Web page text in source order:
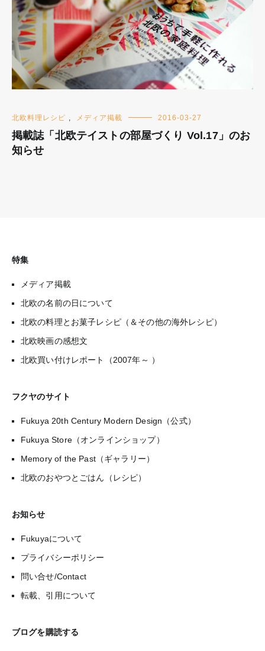
北欧料理レシピ メディア掲載 2016-03-27
掲載誌「北欧テイストの部屋づくり Vol.17」のお
知らせ
特集
メディア掲載
北欧の名前の日について
北欧の料理とお菓子レシピ（＆その他の海外レシピ）
北欧映画の感想文
北欧買い付けレポート（2007年～ ）
フクヤのサイト
Fukuya 20th Century Modern Design（公式）
Fukuya Store（オンラインショップ）
Memory of the Past（ギャラリー）
北欧のおやつとごはん（レシピ）
お知らせ
Fukuyaについて
プライバシーポリシー
問い合せ/Contact
転載、引用について
ブログを購読する